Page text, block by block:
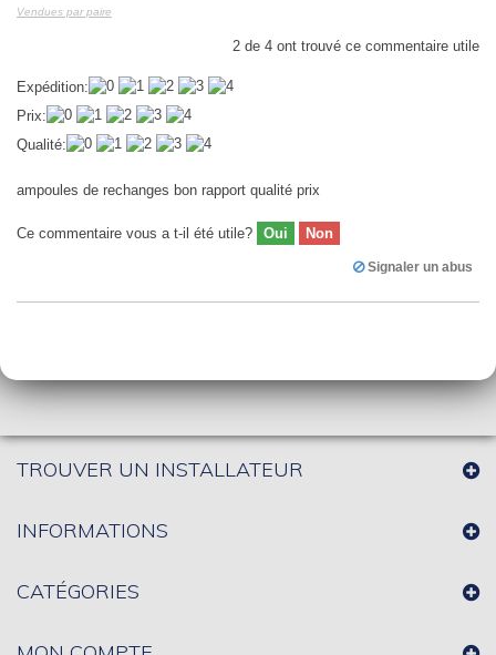
Vendues par paire
2 de 4 ont trouvé ce commentaire utile
Expédition:
Prix:
Qualité:
ampoules de rechanges bon rapport qualité prix
Ce commentaire vous a t-il été utile? Oui Non
Signaler un abus
TROUVER UN INSTALLATEUR
INFORMATIONS
CATÉGORIES